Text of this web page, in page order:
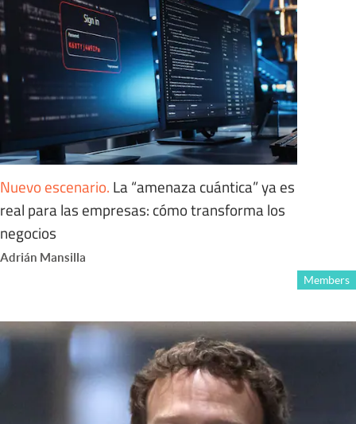
Nuevo escenario. La “amenaza cuántica” ya es
real para las empresas: cómo transforma los
negocios
Adrián Mansilla
Members